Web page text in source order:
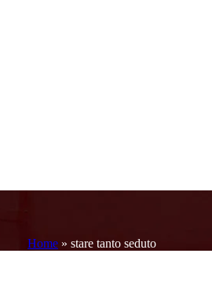
Home » stare tanto seduto